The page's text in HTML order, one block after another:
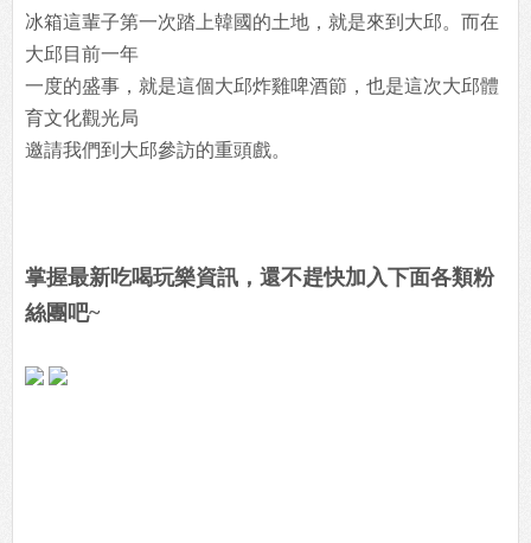
冰箱這輩子第一次踏上韓國的土地，就是來到大邱。而在
大邱目前一年
一度的盛事，就是這個大邱炸雞啤酒節，也是這次大邱體
育文化觀光局
邀請我們到大邱參訪的重頭戲。
掌握最新吃喝玩樂資訊，還不趕快加入下面各類粉
絲團吧~